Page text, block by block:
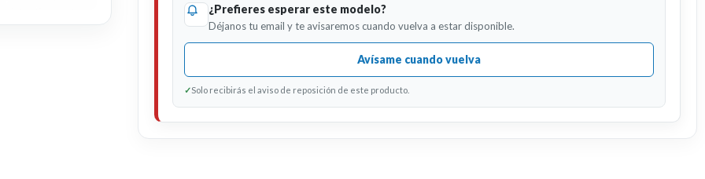
¿Prefieres esperar este modelo?
Déjanos tu email y te avisaremos cuando vuelva a estar disponible.
Avísame cuando vuelva
✓Solo recibirás el aviso de reposición de este producto.